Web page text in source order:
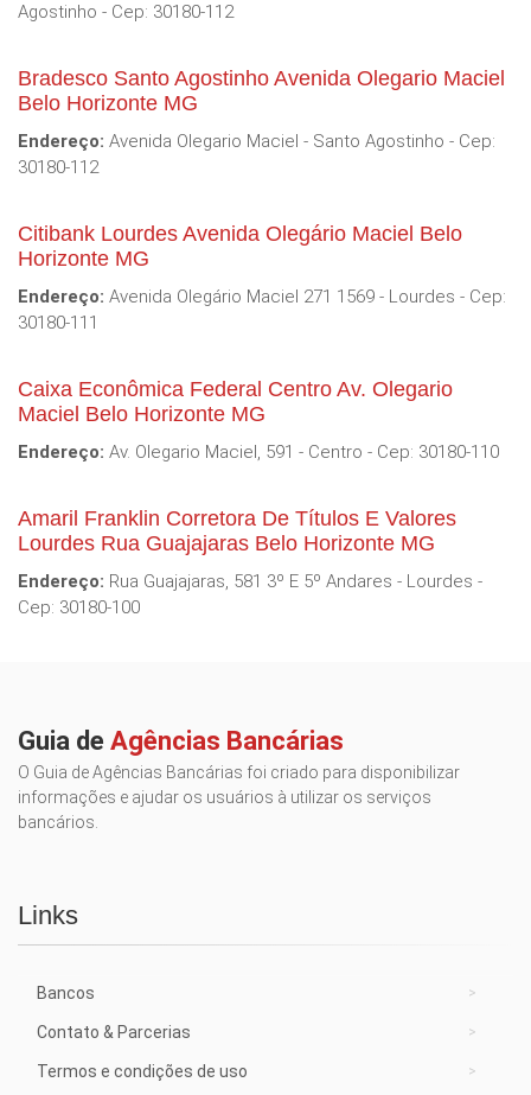
Agostinho - Cep: 30180-112
Bradesco Santo Agostinho Avenida Olegario Maciel
Belo Horizonte MG
Endereço: Avenida Olegario Maciel - Santo Agostinho - Cep:
30180-112
Citibank Lourdes Avenida Olegário Maciel Belo
Horizonte MG
Endereço: Avenida Olegário Maciel 271 1569 - Lourdes - Cep:
30180-111
Caixa Econômica Federal Centro Av. Olegario
Maciel Belo Horizonte MG
Endereço: Av. Olegario Maciel, 591 - Centro - Cep: 30180-110
Amaril Franklin Corretora De Títulos E Valores
Lourdes Rua Guajajaras Belo Horizonte MG
Endereço: Rua Guajajaras, 581 3º E 5º Andares - Lourdes -
Cep: 30180-100
Guia de Agências Bancárias
O Guia de Agências Bancárias foi criado para disponibilizar
informações e ajudar os usuários à utilizar os serviços
bancários.
Links
Bancos
Contato & Parcerias
Termos e condições de uso